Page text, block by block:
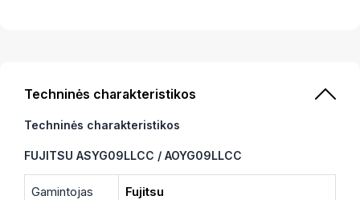
Techninės charakteristikos
Techninės charakteristikos
FUJITSU ASYG09LLCC / AOYG09LLCC
Gamintojas Fujitsu